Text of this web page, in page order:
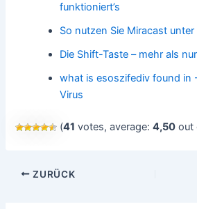
funktioniert’s
So nutzen Sie Miracast
Die Shift-Taste – mehr als
what is esoszifediv found in
Virus
(41 votes, average:4,50 out
Beitragsnavigation
ZURÜCK